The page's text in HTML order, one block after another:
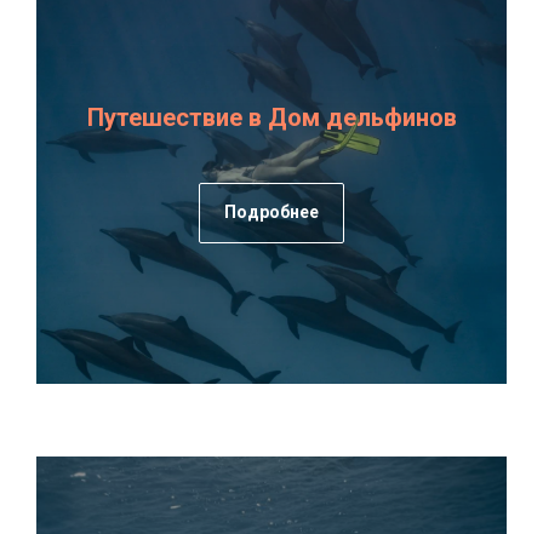
Путешествие в Дом дельфинов
Подробнее